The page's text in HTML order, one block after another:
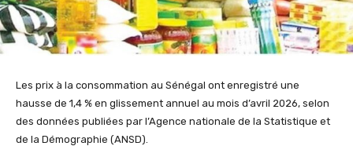
Les prix à la consommation au Sénégal ont enregistré une
hausse de 1,4 % en glissement annuel au mois d’avril 2026, selon
des données publiées par l’Agence nationale de la Statistique et
de la Démographie (ANSD).